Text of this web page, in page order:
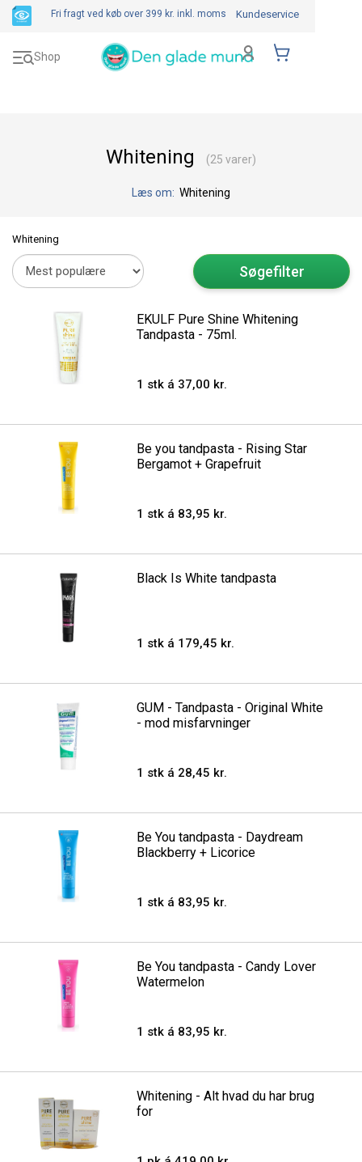
Whitening (25 varer)
Læs om: Whitening
Whitening
Søgefilter
EKULF Pure Shine Whitening
Tandpasta - 75ml.
1 stk á 37,00 kr.
Be you tandpasta - Rising Star
Bergamot + Grapefruit
1 stk á 83,95 kr.
Black Is White tandpasta
1 stk á 179,45 kr.
GUM - Tandpasta - Original White
- mod misfarvninger
1 stk á 28,45 kr.
Be You tandpasta - Daydream
Blackberry + Licorice
1 stk á 83,95 kr.
Be You tandpasta - Candy Lover
Watermelon
1 stk á 83,95 kr.
Whitening - Alt hvad du har brug
for
Fri fragt ved køb over 399 kr. inkl. moms Kundeservice
Shop
Toggle
navigation